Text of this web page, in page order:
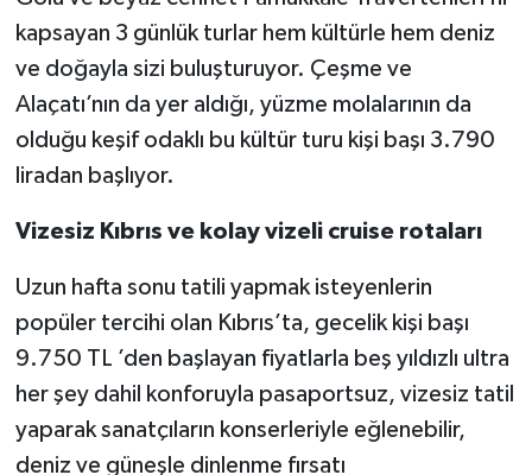
kapsayan 3 günlük turlar hem kültürle hem deniz
ve doğayla sizi buluşturuyor. Çeşme ve
Alaçatı’nın da yer aldığı, yüzme molalarının da
olduğu keşif odaklı bu kültür turu kişi başı 3.790
liradan başlıyor.
Vizesiz Kıbrıs ve kolay vizeli cruise rotaları
Uzun hafta sonu tatili yapmak isteyenlerin
popüler tercihi olan Kıbrıs’ta, gecelik kişi başı
9.750 TL ’den başlayan fiyatlarla beş yıldızlı ultra
her şey dahil konforuyla pasaportsuz, vizesiz tatil
yaparak sanatçıların konserleriyle eğlenebilir,
deniz ve güneşle dinlenme fırsatı